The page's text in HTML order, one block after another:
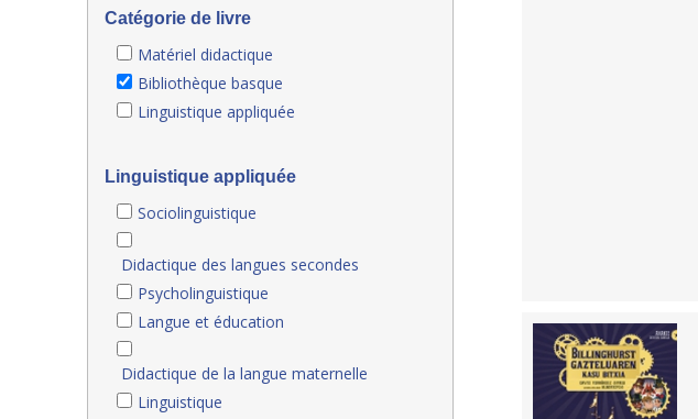
Catégorie de livre
Matériel didactique
Bibliothèque basque
Linguistique appliquée
Linguistique appliquée
Sociolinguistique
Didactique des langues secondes
Psycholinguistique
Langue et éducation
Didactique de la langue maternelle
Linguistique